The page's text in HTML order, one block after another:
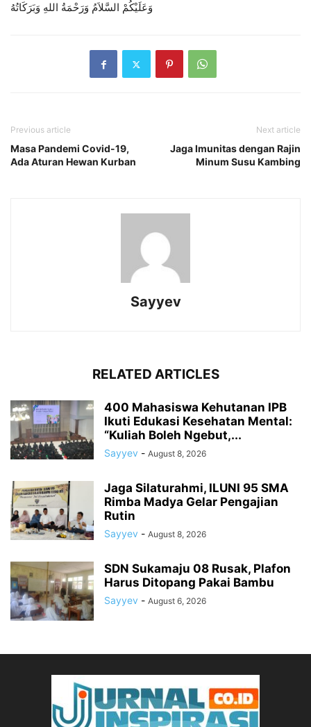
وَعَلَيْكُمْ السَّلاَمُ وَرَحْمَةُ اللهِ وَبَرَكَاتُهُ
Previous article
Masa Pandemi Covid-19,
Ada Aturan Hewan Kurban
Next article
Jaga Imunitas dengan Rajin
Minum Susu Kambing
Sayyev
RELATED ARTICLES
400 Mahasiswa Kehutanan IPB
Ikuti Edukasi Kesehatan Mental:
“Kuliah Boleh Ngebut,...
Sayyev - August 8, 2026
Jaga Silaturahmi, ILUNI 95 SMA
Rimba Madya Gelar Pengajian
Rutin
Sayyev - August 8, 2026
SDN Sukamaju 08 Rusak, Plafon
Harus Ditopang Pakai Bambu
Sayyev - August 6, 2026